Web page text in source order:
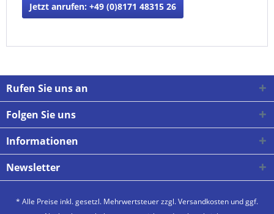
Jetzt anrufen: +49 (0)8171 48315 26
Rufen Sie uns an
Folgen Sie uns
Informationen
Newsletter
* Alle Preise inkl. gesetzl. Mehrwertsteuer zzgl.Versandkosten und ggf.